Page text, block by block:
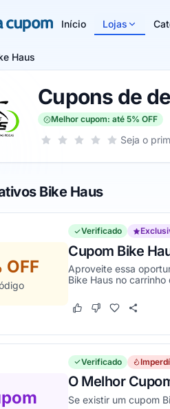
Início Lojas
Haus
Cupons de
Melhor cupom: até 5% OFF
Sua nota para Bike Haus, de
5 estrelas
4 estrelas
3 estrelas
2 estrelas
1 estrela Seja o
Bike Haus
OFF
Verificado
Cupom Bike
Aproveite essa
Bike Haus no carrinho
Este cupom funcionou
Este cupom não
Verificado
O Melhor
Se existir um cupom